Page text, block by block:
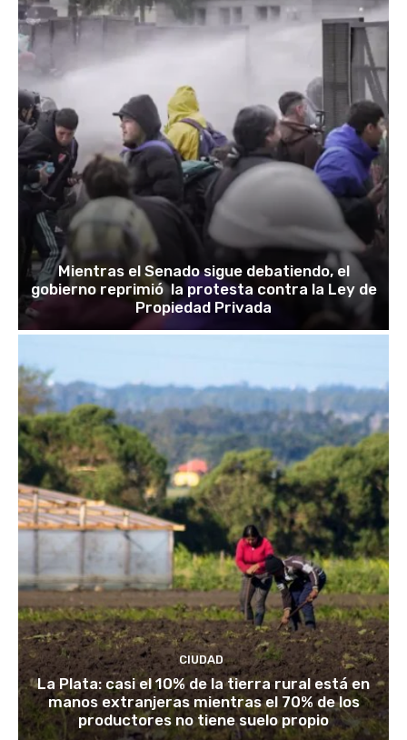
Mientras el Senado sigue debatiendo, el
gobierno reprimió la protesta contra la Ley de
Propiedad Privada
CIUDAD
La Plata: casi el 10% de la tierra rural está en
manos extranjeras mientras el 70% de los
productores no tiene suelo propio